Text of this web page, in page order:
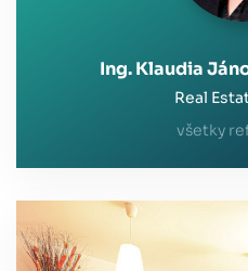
Ing. Klaudia
Real
všetky